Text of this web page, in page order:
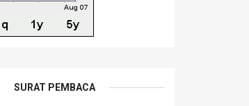
SURAT PEMBACA